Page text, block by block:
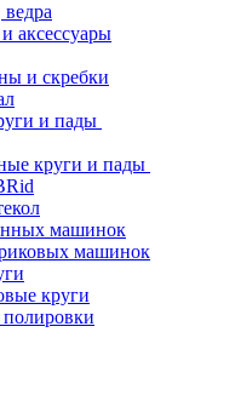
аксессуары
и скребки
и пады
круги и пады
машинок
машинок
круги